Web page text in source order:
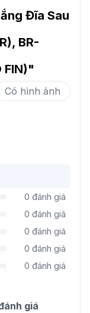
Đĩa Sau
BR-
"
Có hình ảnh
0 đánh giá
0 đánh giá
0 đánh giá
0 đánh giá
0 đánh giá
giá